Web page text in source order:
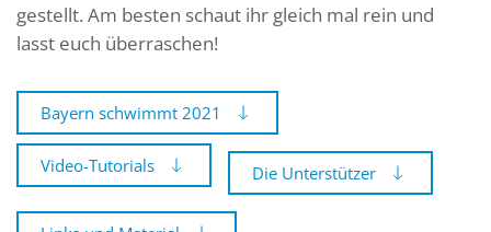
gestellt. Am besten schaut ihr gleich mal rein und
lasst euch überraschen!
Bayern schwimmt 2021
Video-Tutorials Die Unterstützer